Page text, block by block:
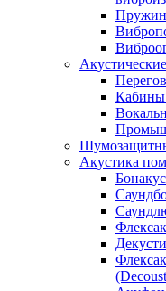
Кабины
Акустика